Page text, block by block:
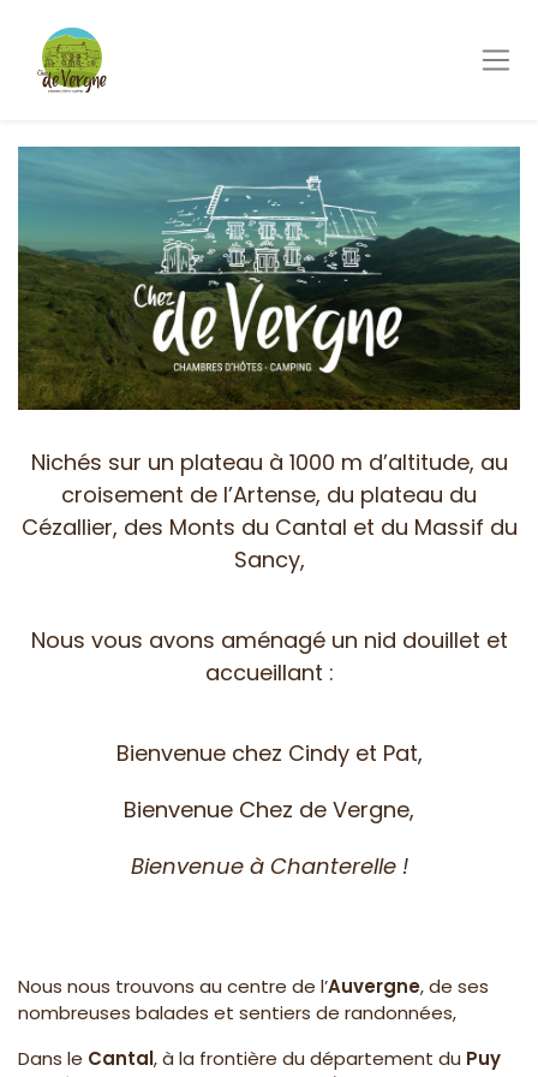
Nichés sur un plateau à 1000 m d’altitude, au
croisement de l’Artense, du plateau du
Cézallier, des Monts du Cantal et du Massif du
Sancy,
Nous vous avons aménagé un nid douillet et
accueillant :
Bienvenue chez Cindy et Pat,
Bienvenue Chez de Vergne,
Bienvenue à Chanterelle !
Nous nous trouvons au centre de l’Auvergne, de ses
nombreuses balades et sentiers de randonnées,
Dans le Cantal, à la frontière du département du Puy